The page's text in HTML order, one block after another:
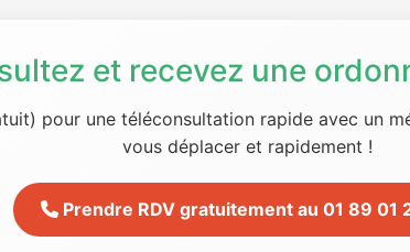
et recevez une
pour une téléconsultation rapide avec un
vous déplacer et rapidement !
Prendre RDV gratuitement au 01 89 01